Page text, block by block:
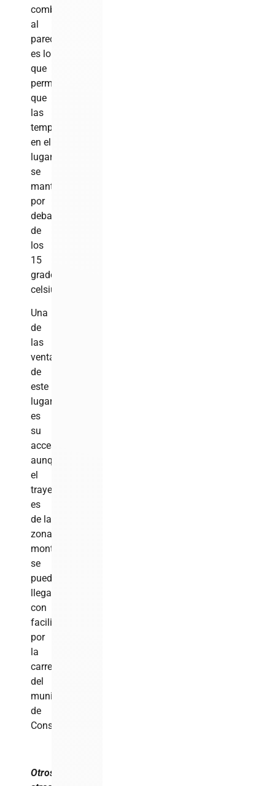
combinación,
al
parecer,
es lo
que
permite
que
las
temperaturas
en el
lugar
se
mantengan
por
debajo
de
los
15
grados
celsius.
Una
de
las
ventajas
de
este
lugar
es
su
acceso,
aunque
el
trayecto
es
de la
zona
montañosa,
se
puede
llegar
con
facilidades
por
la
carretera
del
municipio
de
Constanza.
Otros